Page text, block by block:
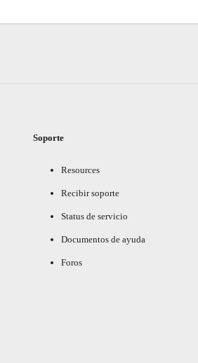
Soporte
Resources
Recibir soporte
Status de servicio
Documentos de ayuda
Foros